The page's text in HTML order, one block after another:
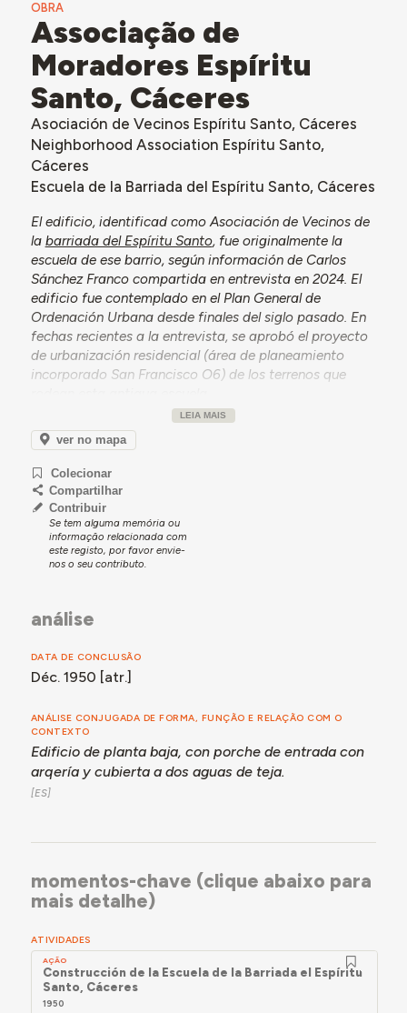
OBRA
Associação de
Moradores Espíritu
Santo, Cáceres
Asociación de Vecinos Espíritu Santo, Cáceres
Neighborhood Association Espíritu Santo,
Cáceres
Escuela de la Barriada del Espíritu Santo, Cáceres
El edificio, identificad como Asociación de Vecinos de
la barriada del Espíritu Santo, fue originalmente la
escuela de ese barrio, según información de Carlos
Sánchez Franco compartida en entrevista en 2024. El
edificio fue contemplado en el Plan General de
Ordenación Urbana desde finales del siglo pasado. En
fechas recientes a la entrevista, se aprobó el proyecto
de urbanización residencial (área de planeamiento
incorporado San Francisco O6) de los terrenos que
LEIA MAIS
ver no mapa
Colecionar
Compartilhar
Contribuir
Se tem alguma memória ou
informação relacionada com
este registo, por favor envie-
nos o seu contributo.
análise
DATA DE CONCLUSÃO
Déc. 1950 [atr.]
ANÁLISE CONJUGADA DE FORMA, FUNÇÃO E RELAÇÃO COM O
CONTEXTO
Edificio de planta baja, con porche de entrada con
arqería y cubierta a dos aguas de teja.
momentos-chave (clique abaixo para
mais detalhe)
ATIVIDADES
AÇÃO
Construcción de la Escuela de la Barriada el Espíritu
Santo, Cáceres
1950